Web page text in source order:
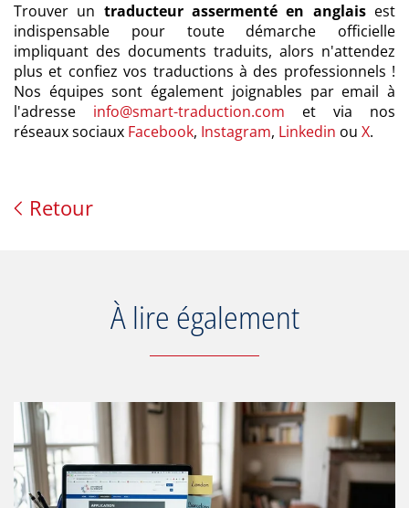
Trouver un traducteur assermenté en anglaisest
indispensable pour toute démarche officielle
impliquant des documents traduits, alors n'attendez
plus et confiez vos traductions à des professionnels !
Nos équipes sont également joignables par email à
l'adresse info@smart-traduction.com et via nos
réseaux sociaux Facebook, Instagram, Linkedin ou X.
Retour
À lire également